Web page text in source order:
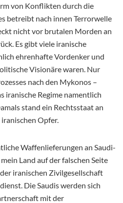
von Konflikten durch die
betreibt nach innen Terrorwelle
nicht vor brutalen Morden an
Es gibt viele iranische
ehrenhafte Vordenker und
Visionäre waren. Nur
nach den Mykonos –
iranische Regime namentlich
stand ein Rechtsstaat an
Opfer.
Waffenlieferungen an Saudi-
Land auf der falschen Seite
iranischen Zivilgesellschaft
Die Saudis werden sich
mit der